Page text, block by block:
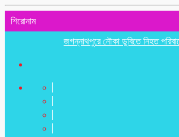
শিরোনাম
জগন্নাথপুরে নৌকা ডুবিতে নিহত পরিবারের